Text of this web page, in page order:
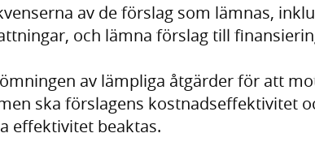
av de förslag som lämnas,
och lämna förslag till
av lämpliga åtgärder för att
ska förslagens kostnadseffektivitet
effektivitet beaktas.